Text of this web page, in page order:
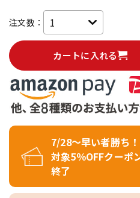
注文数：
カートに入れる
7/28～早い者勝ち
対象5％OFFクー
終了